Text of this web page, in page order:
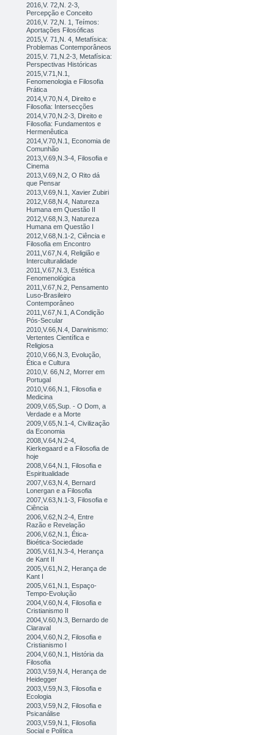
2016,V. 72,N. 2-3,
Percepção e Conceito
2016,V. 72,N. 1, Teímos:
Aportações Filosóficas
2015,V. 71,N. 4, Metafísica:
Problemas Contemporâneos
2015,V. 71,N.2-3, Metafísica:
Perspectivas Históricas
2015,V.71,N.1,
Fenomenologia e Filosofia
Prática
2014,V.70,N.4, Direito e
Filosofia: Intersecções
2014,V.70,N.2-3, Direito e
Filosofia: Fundamentos e
Hermenêutica
2014,V.70,N.1, Economia de
Comunhão
2013,V.69,N.3-4, Filosofia e
Cinema
2013,V.69,N.2, O Rito dá
que Pensar
2013,V.69,N.1, Xavier Zubiri
2012,V.68,N.4, Natureza
Humana em Questão II
2012,V.68,N.3, Natureza
Humana em Questão I
2012,V.68,N.1-2, Ciência e
Filosofia em Encontro
2011,V.67,N.4, Religião e
Interculturalidade
2011,V.67,N.3, Estética
Fenomenológica
2011,V.67,N.2, Pensamento
Luso-Brasileiro
Contemporâneo
2011,V.67,N.1, A Condição
Pós-Secular
2010,V.66,N.4, Darwinismo:
Vertentes Científica e
Religiosa
2010,V.66,N.3, Evolução,
Ética e Cultura
2010,V. 66,N.2, Morrer em
Portugal
2010,V.66,N.1, Filosofia e
Medicina
2009,V.65,Sup. - O Dom, a
Verdade e a Morte
2009,V.65,N.1-4, Civilização
da Economia
2008,V.64,N.2-4,
Kierkegaard e a Filosofia de
hoje
2008,V.64,N.1, Filosofia e
Espiritualidade
2007,V.63,N.4, Bernard
Lonergan e a Filosofia
2007,V.63,N.1-3, Filosofia e
Ciência
2006,V.62,N.2-4, Entre
Razão e Revelação
2006,V.62,N.1, Ética-
Bioética-Sociedade
2005,V.61,N.3-4, Herança
de Kant II
2005,V.61,N.2, Herança de
Kant I
2005,V.61,N.1, Espaço-
Tempo-Evolução
2004,V.60,N.4, Filosofia e
Cristianismo II
2004,V.60,N.3, Bernardo de
Claraval
2004,V.60,N.2, Filosofia e
Cristianismo I
2004,V.60,N.1, História da
Filosofia
2003,V.59,N.4, Herança de
Heidegger
2003,V.59,N.3, Filosofia e
Ecologia
2003,V.59,N.2, Filosofia e
Psicanálise
2003,V.59,N.1, Filosofia
Social e Política